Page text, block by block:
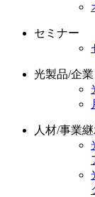
セミナー
光製品/企業
人材/事業